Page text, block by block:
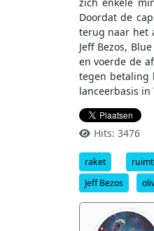
zich enkele
Doordat de
terug naar het
Jeff Bezos,
en voerde de
tegen betaling
lanceerbasis
Hits: 3476
raket
Jeff Bezos